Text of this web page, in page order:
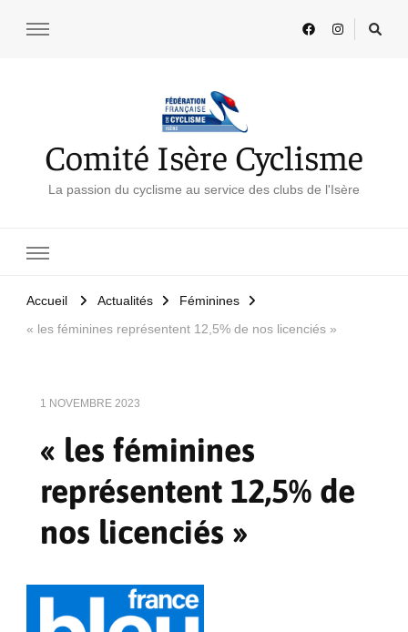
Comité Isère Cyclisme
La passion du cyclisme au service des clubs de l'Isère
Accueil Actualités
Féminines
« les féminines représentent 12,5% de nos licenciés »
1 NOVEMBRE 2023
« les féminines
représentent 12,5% de
nos licenciés »